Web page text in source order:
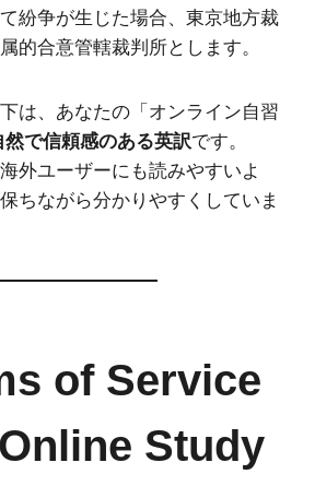
紛争が生じた場合、東京地方裁
的合意管轄裁判所とします。
は、あなたの「オンライン自習
然で信頼感のある英訳です。
外ユーザーにも読みやすいよ
ちながら分かりやすくしていま
of Service
Study